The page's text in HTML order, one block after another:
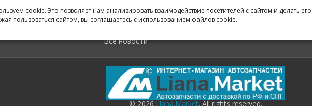
cookie. Это позволяет нам анализировать взаимодействие посетителей с сайтом и делать
пользоваться сайтом, вы соглашаетесь с использованием файлов cookie.
Соглашение Отзывы о нас в Яндексе и Гугле
11.02.2019
Все новости
© 2026Liana.Market. All rights reserved.